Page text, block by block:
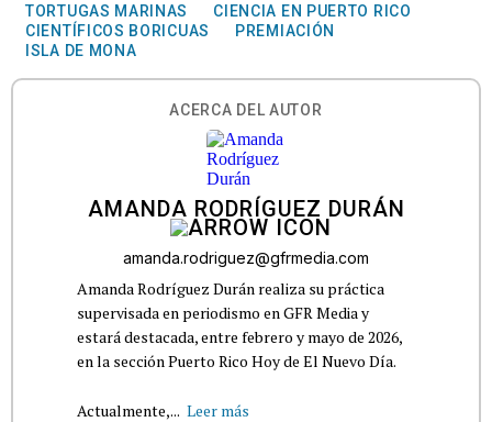
TORTUGAS MARINAS
CIENCIA EN PUERTO RICO
CIENTÍFICOS BORICUAS
PREMIACIÓN
ISLA DE MONA
ACERCA DEL AUTOR
AMANDA RODRÍGUEZ DURÁN
amanda.rodriguez@gfrmedia.com
Amanda Rodríguez Durán realiza su práctica
supervisada en periodismo en GFR Media y
estará destacada, entre febrero y mayo de 2026,
en la sección Puerto Rico Hoy de El Nuevo Día.
Actualmente,... Leer más